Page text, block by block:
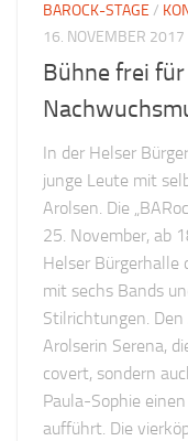
BAROCK-STAGE /
16. NOVEMBER 2017
Bühne frei
In der Helser
junge Leute mit
Arolsen. Die
25. November, ab
Helser Bürgerhalle
mit sechs Bands
Stilrichtungen.
Arolserin Serena,
covert, sondern
Paula-Sophie
aufführt. Die